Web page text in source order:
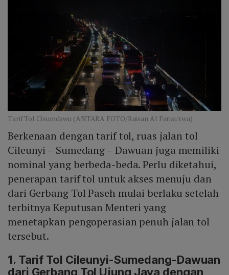
Tarif Tol Cisumdawu (ANTARA FOTO/Raisan Al Farisi/rwa)
Berkenaan dengan tarif tol, ruas jalan tol
Cileunyi – Sumedang – Dawuan juga memiliki
nominal yang berbeda-beda. Perlu diketahui,
penerapan tarif tol untuk akses menuju dan
dari Gerbang Tol Paseh mulai berlaku setelah
terbitnya Keputusan Menteri yang
menetapkan pengoperasian penuh jalan tol
tersebut.
1. Tarif Tol Cileunyi-Sumedang-Dawuan
dari Gerbang Tol Ujung Jaya dengan